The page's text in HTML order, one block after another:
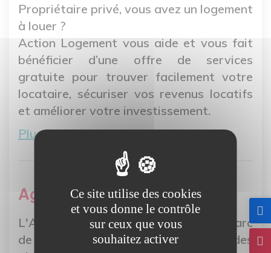
Propriétaire privé, vous avez un logement
à louer ?
Action Logement vous aide et vous fait
bénéficier d’une offre de services
gratuite pour trouver facilement votre
locataire, sécuriser vos revenus locatifs
et améliorer votre investissement.
Plus d'informations en cliquantici.
Agence Nationale de l'Habitat
L'Anah a pour mission d'améliorer le parc
de logements privés existants par des
Ce site utilise des cookies
et vous donne le contrôle
sur ceux que vous
souhaitez activer